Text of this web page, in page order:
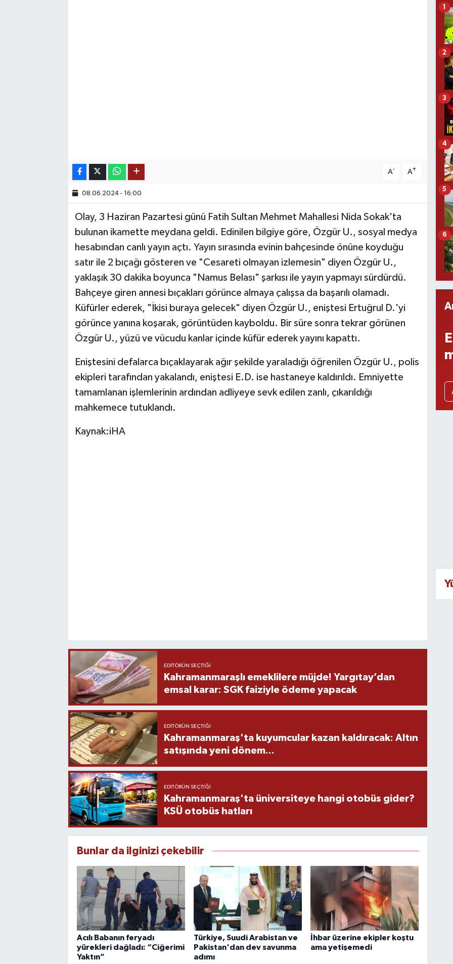
A- A+
08.06.2024 - 16:00
Olay, 3 Haziran Pazartesi günü Fatih Sultan Mehmet Mahallesi Nida Sokak'ta
bulunan ikamette meydana geldi. Edinilen bilgiye göre, Özgür U., sosyal medya
hesabından canlı yayın açtı. Yayın sırasında evinin bahçesinde önüne koyduğu
satır ile 2 bıçağı gösteren ve "Cesareti olmayan izlemesin" diyen Özgür U.,
yaklaşık 30 dakika boyunca "Namus Belası" şarkısı ile yayın yapmayı sürdürdü.
Bahçeye giren annesi bıçakları görünce almaya çalışsa da başarılı olamadı.
Küfürler ederek, "İkisi buraya gelecek" diyen Özgür U., eniştesi Ertuğrul D.'yi
görünce yanına koşarak, görüntüden kayboldu. Bir süre sonra tekrar görünen
Özgür U., yüzü ve vücudu kanlar içinde küfür ederek yayını kapattı.
Eniştesini defalarca bıçaklayarak ağır şekilde yaraladığı öğrenilen Özgür U., polis
ekipleri tarafından yakalandı, eniştesi E.D. ise hastaneye kaldırıldı. Emniyette
tamamlanan işlemlerinin ardından adliyeye sevk edilen zanlı, çıkarıldığı
mahkemece tutuklandı.
Kaynak:iHA
EDITÖRÜN SEÇTIĞI
Kahramanmaraşlı emeklilere müjde! Yargıtay’dan
emsal karar: SGK faiziyle ödeme yapacak
EDITÖRÜN SEÇTIĞI
Kahramanmaraş'ta kuyumcular kazan kaldıracak: Altın
satışında yeni dönem...
EDITÖRÜN SEÇTIĞI
Kahramanmaraş'ta üniversiteye hangi otobüs gider?
KSÜ otobüs hatları
Bunlar da ilginizi çekebilir
Acılı Babanın feryadı
yürekleri dağladı: “Ciğerimi
Yaktın”
Türkiye, Suudi Arabistan ve
Pakistan'dan dev savunma
adımı
İhbar üzerine ekipler koştu
ama yetişemedi
1
2
3
4
5
6